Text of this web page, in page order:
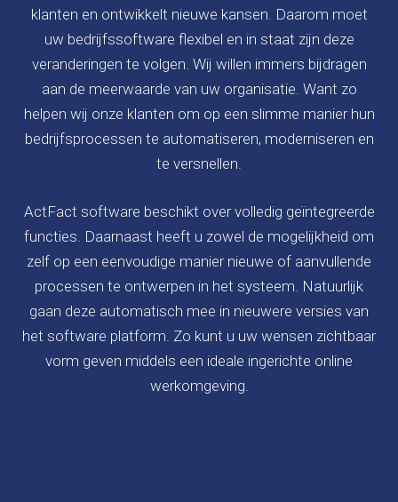
klanten en ontwikkelt nieuwe kansen. Daarom moet
uw bedrijfssoftware flexibel en in staat zijn deze
veranderingen te volgen. Wij willen immers bijdragen
aan de meerwaarde van uw organisatie. Want zo
helpen wij onze klanten om op een slimme manier hun
bedrijfsprocessen te automatiseren, moderniseren en
te versnellen.
ActFact software beschikt over volledig geïntegreerde
functies. Daarnaast heeft u zowel de mogelijkheid om
zelf op een eenvoudige manier nieuwe of aanvullende
processen te ontwerpen in het systeem. Natuurlijk
gaan deze automatisch mee in nieuwere versies van
het software platform. Zo kunt u uw wensen zichtbaar
vorm geven middels een ideale ingerichte online
werkomgeving.